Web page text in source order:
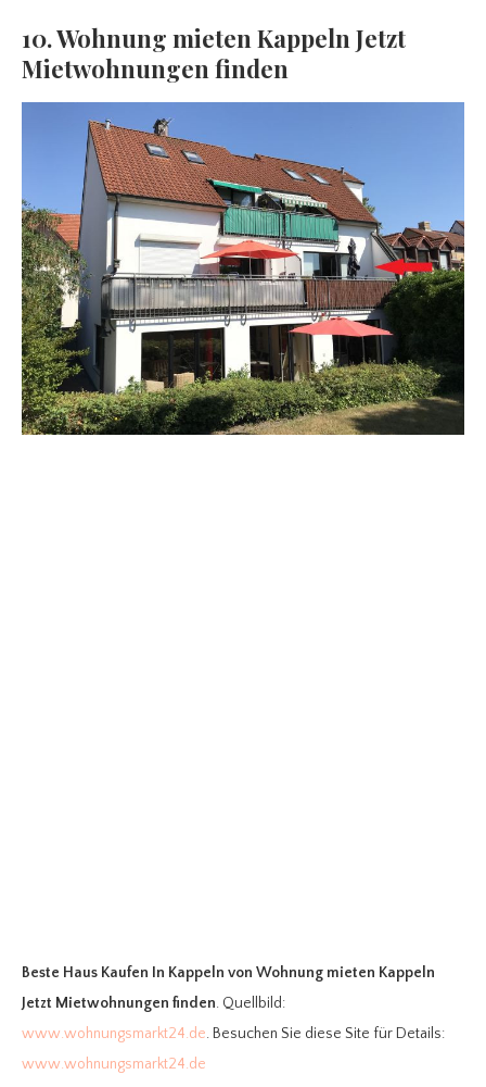
10. Wohnung mieten Kappeln Jetzt
Mietwohnungen finden
Beste Haus Kaufen In Kappeln von Wohnung mieten Kappeln
Jetzt Mietwohnungen finden. Quellbild:
www.wohnungsmarkt24.de. Besuchen Sie diese Site für Details:
www.wohnungsmarkt24.de